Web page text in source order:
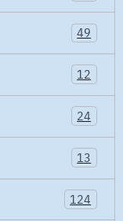
49
12
24
13
124